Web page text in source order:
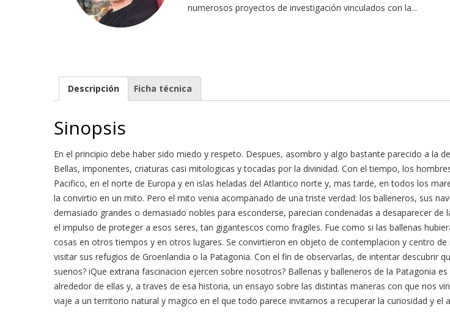
numerosos proyectos de investigación vinculados con la...
Descripción Ficha técnica
Sinopsis
En el principio debe haber sido miedo y respeto. Despues, asombro y algo bastante parecido a la
Bellas, imponentes, criaturas casi mitologicas y tocadas por la divinidad. Con el tiempo, los
Pacifico, en el norte de Europa y en islas heladas del Atlantico norte y, mas tarde, en todos los
la convirtio en un mito. Pero el mito venia acompanado de una triste verdad: los balleneros, sus
demasiado grandes o demasiado nobles para esconderse, parecian condenadas a desaparecer
el impulso de proteger a esos seres, tan gigantescos como fragiles. Fue como si las ballenas
cosas en otros tiempos y en otros lugares. Se convirtieron en objeto de contemplacion y centro
visitar sus refugios de Groenlandia o la Patagonia. Con el fin de observarlas, de intentar descubrir
suenos? iQue extrana fascinacion ejercen sobre nosotros? Ballenas y balleneros de la Patagonia
alrededor de ellas y, a traves de esa historia, un ensayo sobre las distintas maneras con que nos
viaje a un territorio natural y magico en el que todo parece invitarnos a recuperar la curiosidad y el